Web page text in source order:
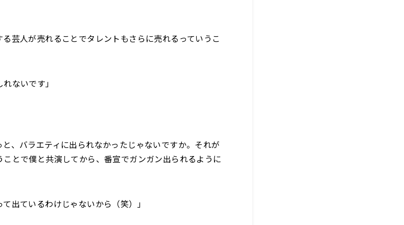
る芸人が売れることでタレントもさらに売れるっていうこ
ないです」
と、バラエティに出られなかったじゃないですか。それが
とで僕と共演してから、番宣でガンガン出られるように
て出ているわけじゃないから（笑）」